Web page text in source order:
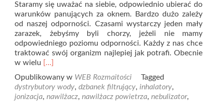
Staramy się uważać na siebie, odpowiednio ubierać do
warunków panujących za oknem. Bardzo dużo zależy
od naszej odporności. Czasami wystarczy jeden mały
zarazek, żebyśmy byli chorzy, jeżeli nie mamy
odpowiedniego poziomu odporności. Każdy z nas chce
traktować swój organizm najlepiej jak potrafi. Obecnie
w wielu Read
about
Nebulizator
[…]
Opublikowany w WEB Rozmaitości
Tagged
dystrybutory wody, dzbanek filtrujący, inhalatory,
jonizacja, nawilżacz, nawilżacz powietrza, nebulizator,